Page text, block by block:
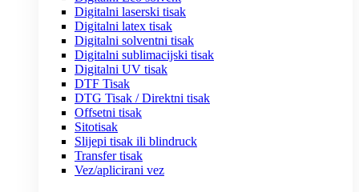
Digitalni laserski tisak
Digitalni latex tisak
Digitalni solventni tisak
Digitalni sublimacijski tisak
Digitalni UV tisak
DTF Tisak
DTG Tisak / Direktni tisak
Offsetni tisak
Sitotisak
Slijepi tisak ili blindruck
Transfer tisak
Vez/aplicirani vez